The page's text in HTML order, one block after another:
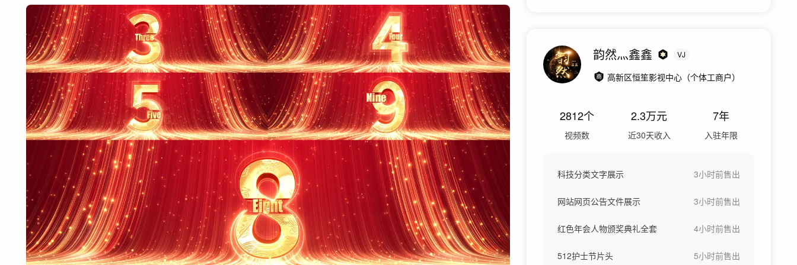
韵然灬鑫鑫 VJ
高新区恒笙影视中心（个体工商户）
2812个
视频数
2.3万元
近30天收入
7年
入驻年限
科技分类文字展示 3小时前售出
网站网页公告文件展示 3小时前售出
红色年会人物颁奖典礼全套 4小时前售出
512护士节片头 5小时前售出